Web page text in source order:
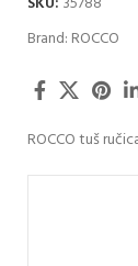
Brand: ROCCO
ROCCO tuš